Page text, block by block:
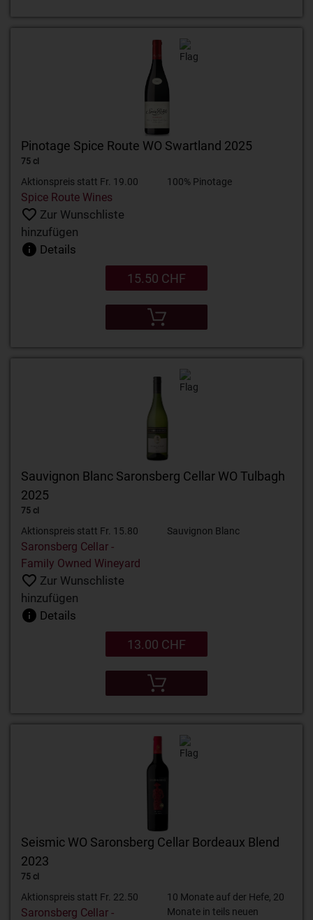
Pinotage Spice Route WO Swartland 2025
75 cl
Aktionspreis statt Fr. 19.00
Spice Route Wines
100% Pinotage
Zur Wunschliste
hinzufügen
Details
15.50 CHF
Sauvignon Blanc Saronsberg Cellar WO Tulbagh
2025
75 cl
Aktionspreis statt Fr. 15.80
Saronsberg Cellar -
Family Owned Wineyard
Sauvignon Blanc
Zur Wunschliste
hinzufügen
Details
13.00 CHF
Seismic WO Saronsberg Cellar Bordeaux Blend
2023
75 cl
Aktionspreis statt Fr. 22.50
Saronsberg Cellar -
10 Monate auf der Hefe, 20
Monate in teils neuen